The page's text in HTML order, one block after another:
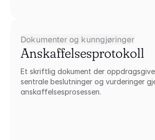
Dokumenter og kunngjøringer
Anskaffelsesprotokoll
Et skriftlig dokument der
sentrale beslutninger og vurderinger
anskaffelsesprosessen.